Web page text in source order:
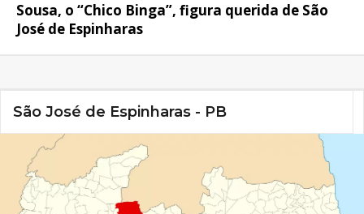
Sousa, o “Chico Binga”, figura querida de São
José de Espinharas
São José de Espinharas - PB